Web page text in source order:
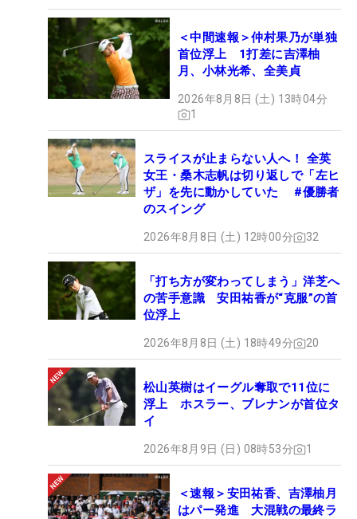
＜中間速報＞仲村果乃が単独
首位浮上 1打差に吉澤柚
月、小林光希、全美貞
2026年8月8日 (土) 13時04分
1
スライスが止まらない人へ！ 全英
女王・桑木志帆は切り返しで「左ヒ
ザ」を先に動かしていた #優勝者
のスイング
2026年8月8日 (土) 12時00分 32
「打ち方が変わってしまう」洋芝へ
の苦手意識 安田祐香が“克服”の首
位浮上
2026年8月8日 (土) 18時49分 20
松山英樹はイーグル奪取で11位に
浮上 ホスラー、ブレナンが首位タ
イ
2026年8月9日 (日) 08時53分 1
＜速報＞安田祐香、吉澤柚月
はパー発進 大混戦の最終ラ